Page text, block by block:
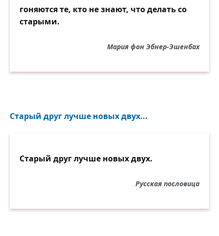
гоняются те, кто не знают, что делать со
старыми.
Мария фон Эбнер-Эшенбах
Старый друг лучше новых двух...
Старый друг лучше новых двух.
Русская пословица